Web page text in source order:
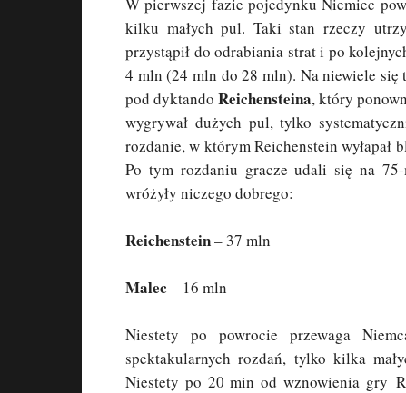
kilku małych pul. Taki stan rzeczy
przystąpił do odrabiania strat i po
4 mln (24 mln do 28 mln). Na niewiele się
pod dyktando Reichensteina, który
wygrywał dużych pul, tylko
rozdanie, w którym Reichenstein
Po tym rozdaniu gracze udali się na
wróżyły niczego dobrego:
Reichenstein– 37 mln
Malec – 16 mln
Niestety po powrocie przewaga
spektakularnych rozdań, tylko kilka
Niestety po 20 min od wznowienia gry